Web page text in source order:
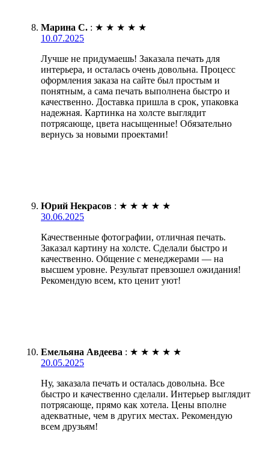
Марина С. : ★ ★ ★ ★ ★
10.07.2025
Лучше не придумаешь! Заказала печать для
интерьера, и осталась очень довольна. Процесс
оформления заказа на сайте был простым и
понятным, а сама печать выполнена быстро и
качественно. Доставка пришла в срок, упаковка
надежная. Картинка на холсте выглядит
потрясающе, цвета насыщенные! Обязательно
вернусь за новыми проектами!
Юрий Некрасов : ★ ★ ★ ★ ★
30.06.2025
Качественные фотографии, отличная печать.
Заказал картину на холсте. Сделали быстро и
качественно. Общение с менеджерами — на
высшем уровне. Результат превзошел ожидания!
Рекомендую всем, кто ценит уют!
Емельяна Авдеева : ★ ★ ★ ★ ★
20.05.2025
Ну, заказала печать и осталась довольна. Все
быстро и качественно сделали. Интерьер выглядит
потрясающе, прямо как хотела. Цены вполне
адекватные, чем в других местах. Рекомендую
всем друзьям!